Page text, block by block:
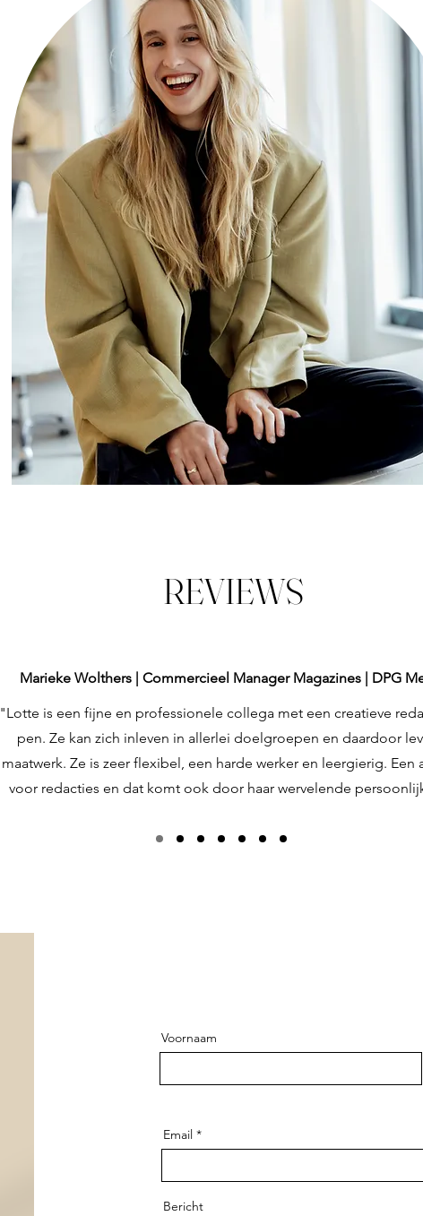
REVIEWS
Marieke Wolthers | Commercieel Manager Magazines | DPG
"Lotte is een fijne en professionele collega met een creatieve
pen. Ze kan zich inleven in allerlei doelgroepen en daardoor
maatwerk. Ze is zeer flexibel, een harde werker en leergierig. Een
voor redacties en dat komt ook door haar wervelende
Voornaam
Email
Bericht